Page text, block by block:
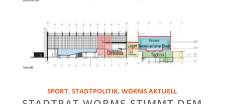
SPORT,STADTPOLITIK,WORMS AKTUELL